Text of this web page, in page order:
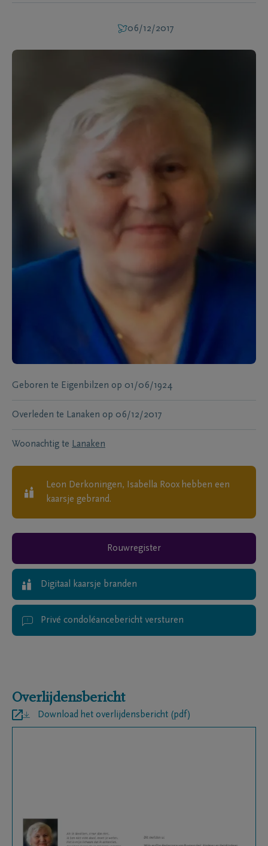
06/12/2017
Geboren te Eigenbilzen op 01/06/1924
Overleden te Lanaken op 06/12/2017
Woonachtig te Lanaken
Leon Derkoningen, Isabella Roox hebben een
kaarsje gebrand.
Rouwregister
Digitaal kaarsje branden
Privé condoléancebericht versturen
Overlijdensbericht
Download het overlijdensbericht (pdf)